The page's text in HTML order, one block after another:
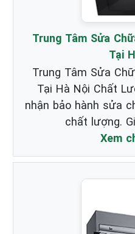
Trung Tâm Sửa
Tại
Trung Tâm Sửa
Tại Hà Nội Chất
nhận bảo hành sửa
chất lượng.
Xem